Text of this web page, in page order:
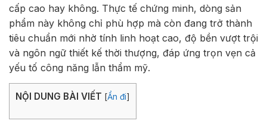
cấp cao hay không. Thực tế chứng minh, dòng sản
phẩm này không chỉ phù hợp mà còn đang trở thành
tiêu chuẩn mới nhờ tính linh hoạt cao, độ bền vượt trội
và ngôn ngữ thiết kế thời thượng, đáp ứng trọn vẹn cả
yếu tố công năng lẫn thẩm mỹ.
NỘI DUNG BÀI VIẾT [Ẩn đi]